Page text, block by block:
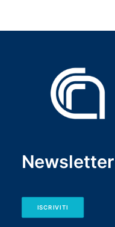
Newsletter
ISCRIVITI